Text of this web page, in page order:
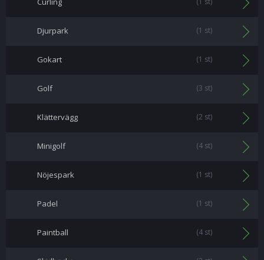
Djurpark (1 st)
Gokart (1 st)
Golf (3 st)
Klättervägg (2 st)
Minigolf (4 st)
Nöjespark (1 st)
Padel (1 st)
Paintball (4 st)